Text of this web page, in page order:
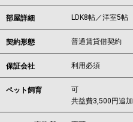
部屋詳細 LDK8帖／洋室5帖
契約形態 普通賃貸借契約
保証会社 利用必須
ペット飼育
可
共益費3,500円追加